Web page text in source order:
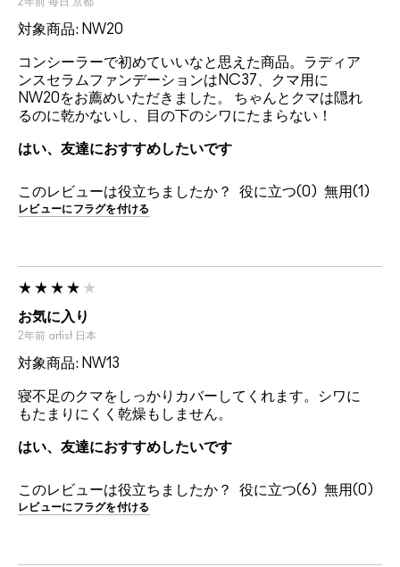
対象商品: NW20
コンシーラーで初めていいなと思えた商品。ラディア
ンスセラムファンデーションはNC37、クマ用に
NW20をお薦めいただきました。 ちゃんとクマは隠れ
るのに乾かないし、目の下のシワにたまらない！
はい、友達におすすめしたいです
このレビューは役立ちましたか？ 0 1
レビューにフラグを付ける
お気に入り
2年前 artist 日本
対象商品: NW13
寝不足のクマをしっかりカバーしてくれます。シワに
もたまりにくく乾燥もしません。
はい、友達におすすめしたいです
このレビューは役立ちましたか？ 6 0
レビューにフラグを付ける